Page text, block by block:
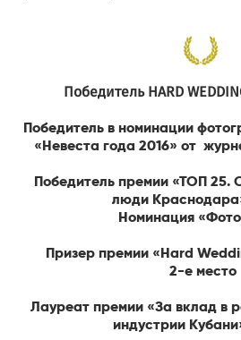
Победитель HARD
Победитель в номинации
«Невеста года 2016» от
Победитель премии «ТОП 25.
люди
Номинация
Призер премии «Hard
2-е место
Лауреат премии «За вклад в
индустрии